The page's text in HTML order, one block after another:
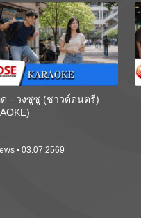
- วงซูซู (ซาวด์ดนตรี)
• 03.07.2569